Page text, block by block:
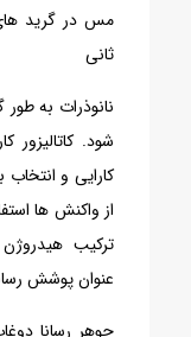
مس در گرید
ثانی
نانوذرات به طور
شود. کاتالیزور
کارایی و انتخاب
از واکنش ها
ترکیب
عنوان پوشش
جوهر رسانا